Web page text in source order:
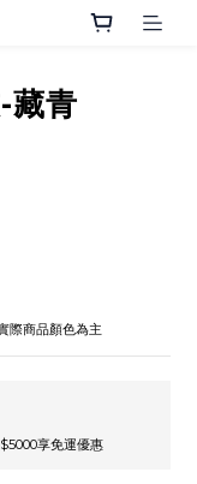
藏青
際商品顏色為主
享免運優惠